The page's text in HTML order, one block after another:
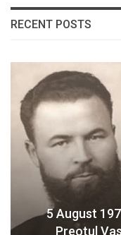
RECENT POSTS
5 August
Preotul